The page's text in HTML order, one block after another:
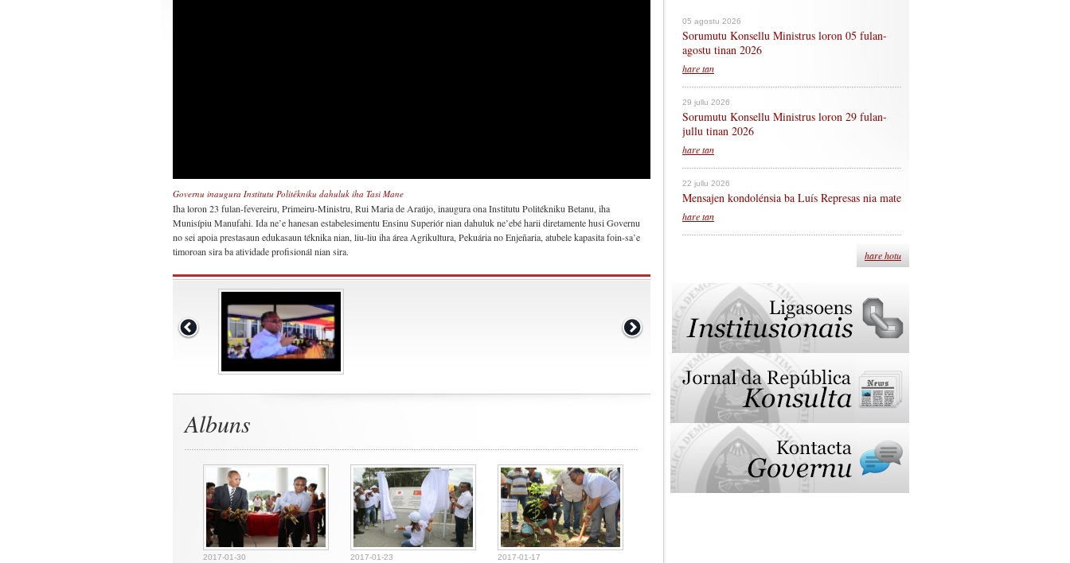
05 agostu 2026
Sorumutu Konsellu Ministrus loron 05 fulan-
agostu tinan 2026
hare tan
29 jullu 2026
Sorumutu Konsellu Ministrus loron 29 fulan-
jullu tinan 2026
hare tan
22 jullu 2026
Mensajen kondolénsia ba Luís Represas nia mate
hare tan
hare hotu
Governu inaugura Institutu Politékniku dahuluk iha Tasi Mane
Iha loron 23 fulan-fevereiru, Primeiru-Ministru, Rui Maria de Araújo, inaugura ona Institutu Politékniku Betanu, iha
Munisípiu Manufahi. Ida ne’e hanesan estabelesimentu Ensinu Superiór nian dahuluk ne’ebé harii diretamente husi Governu
no sei apoia prestasaun edukasaun téknika nian, liu-liu iha área Agrikultura, Pekuária no Enjeñaria, atubele kapasita foin-sa’e
timoroan sira ba atividade profisionál nian sira.
Albuns
2017-01-30 2017-01-23 2017-01-17